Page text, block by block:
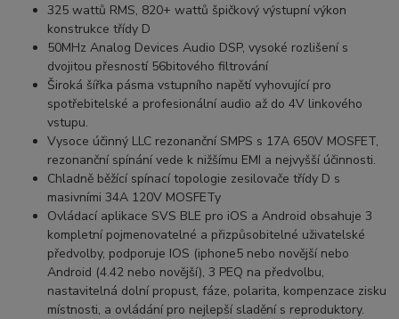
325 wattů RMS, 820+ wattů špičkový výstupní výkon
konstrukce třídy D
50MHz Analog Devices Audio DSP, vysoké rozlišení s
dvojitou přesností 56bitového filtrování
Široká šířka pásma vstupního napětí vyhovující pro
spotřebitelské a profesionální audio až do 4V linkového
vstupu.
Vysoce účinný LLC rezonanční SMPS s 17A 650V MOSFET,
rezonanční spínání vede k nižšímu EMI a nejvyšší účinnosti.
Chladně běžící spínací topologie zesilovače třídy D s
masivními 34A 120V MOSFETy
Ovládací aplikace SVS BLE pro iOS a Android obsahuje 3
kompletní pojmenovatelné a přizpůsobitelné uživatelské
předvolby, podporuje IOS (iphone5 nebo novější nebo
Android (4.42 nebo novější), 3 PEQ na předvolbu,
nastavitelná dolní propust, fáze, polarita, kompenzace zisku
místnosti, a ovládání pro nejlepší sladění s reproduktory.